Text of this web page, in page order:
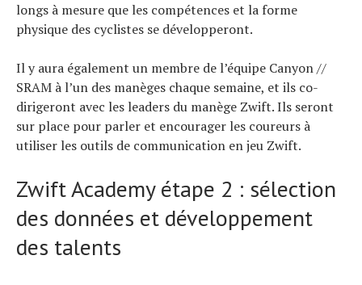
longs à mesure que les compétences et la forme
physique des cyclistes se développeront.
Il y aura également un membre de l’équipe Canyon //
SRAM à l’un des manèges chaque semaine, et ils co-
dirigeront avec les leaders du manège Zwift. Ils seront
sur place pour parler et encourager les coureurs à
utiliser les outils de communication en jeu Zwift.
Zwift Academy étape 2 : sélection
des données et développement
des talents